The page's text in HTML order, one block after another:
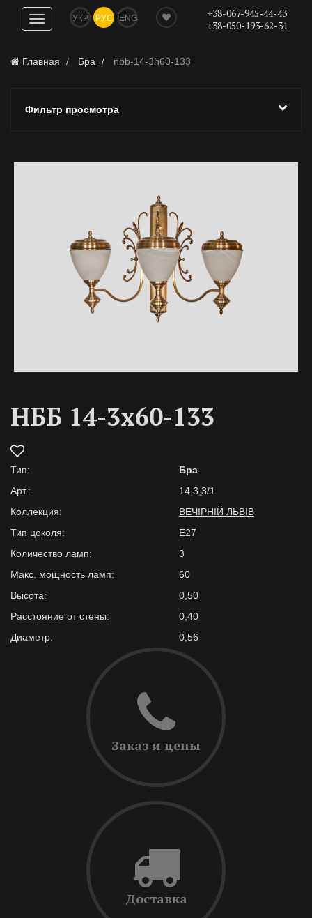
Показать
навигацию
УКР РУС ENG
+38-067-945-44-43
+38-050-193-62-31
Главная Бра nbb-14-3h60-133
Фильтр просмотра
НББ 14-3х60-133
Тип:
Бра
Арт.:
14,3,3/1
Коллекция:
ВЕЧІРНІЙ ЛЬВІВ
Тип цоколя:
E27
Количество ламп:
3
Макс. мощность ламп:
60
Высота:
0,50
Расстояние от стены:
0,40
Диаметр:
0,56
Заказ и цены
Доставка